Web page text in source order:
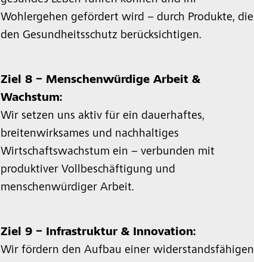
Wohlergehen gefördert wird – durch Produkte, die
den Gesundheitsschutz berücksichtigen.
Ziel 8 – Menschenwürdige Arbeit &
Wachstum:
Wir setzen uns aktiv für ein dauerhaftes,
breitenwirksames und nachhaltiges
Wirtschaftswachstum ein – verbunden mit
produktiver Vollbeschäftigung und
menschenwürdiger Arbeit.
Ziel 9 – Infrastruktur & Innovation:
Wir fördern den Aufbau einer widerstandsfähigen